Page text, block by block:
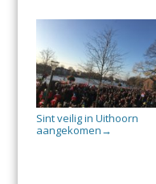
Sint veilig in Uithoorn
aangekomen →